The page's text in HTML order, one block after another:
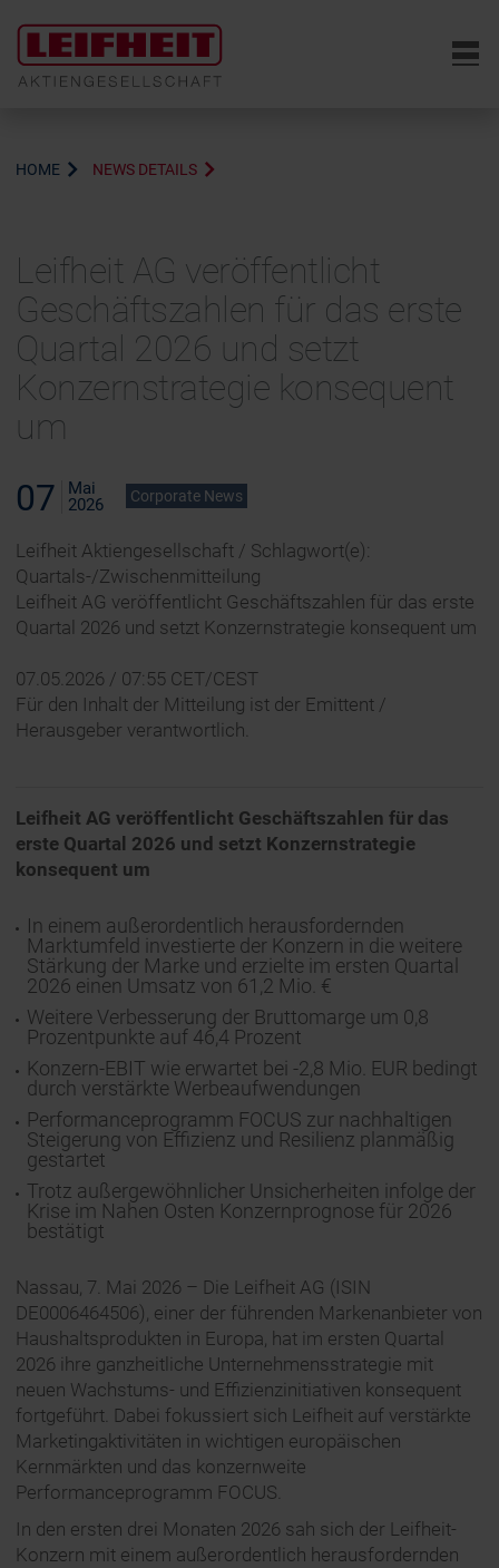
6
HOME NEWS DETAILS
Leifheit AG veröffentlicht
Geschäftszahlen für das erste
Quartal 2026 und setzt
Konzernstrategie konsequent
um
07
Mai
2026
Corporate News
Leifheit Aktiengesellschaft / Schlagwort(e):
Quartals-/Zwischenmitteilung
Leifheit AG veröffentlicht Geschäftszahlen für das erste
Quartal 2026 und setzt Konzernstrategie konsequent um
07.05.2026 / 07:55 CET/CEST
Für den Inhalt der Mitteilung ist der Emittent /
Herausgeber verantwortlich.
Leifheit AG veröffentlicht Geschäftszahlen für das
erste Quartal 2026 und setzt Konzernstrategie
konsequent um
In einem außerordentlich herausfordernden
Marktumfeld investierte der Konzern in die weitere
Stärkung der Marke und erzielte im ersten Quartal
2026 einen Umsatz von 61,2 Mio. €
Weitere Verbesserung der Bruttomarge um 0,8
Prozentpunkte auf 46,4 Prozent
Konzern-EBIT wie erwartet bei -2,8 Mio. EUR bedingt
durch verstärkte Werbeaufwendungen
Performanceprogramm FOCUS zur nachhaltigen
Steigerung von Effizienz und Resilienz planmäßig
gestartet
Trotz außergewöhnlicher Unsicherheiten infolge der
Krise im Nahen Osten Konzernprognose für 2026
bestätigt
Nassau, 7. Mai 2026 – Die Leifheit AG (ISIN
DE0006464506), einer der führenden Markenanbieter von
Haushaltsprodukten in Europa, hat im ersten Quartal
2026 ihre ganzheitliche Unternehmensstrategie mit
neuen Wachstums- und Effizienzinitiativen konsequent
fortgeführt. Dabei fokussiert sich Leifheit auf verstärkte
Marketingaktivitäten in wichtigen europäischen
Kernmärkten und das konzernweite
Performanceprogramm FOCUS.
In den ersten drei Monaten 2026 sah sich der Leifheit-
Konzern mit einem außerordentlich herausfordernden